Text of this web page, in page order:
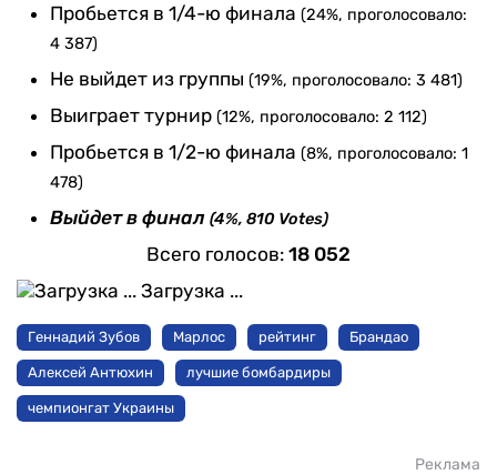
Пробьется в 1/4-ю финала (24%, проголосовало:
4 387)
Не выйдет из группы (19%, проголосовало: 3 481)
Выиграет турнир (12%, проголосовало: 2 112)
Пробьется в 1/2-ю финала (8%, проголосовало: 1
478)
Выйдет в финал (4%, 810 Votes)
Всего голосов: 18 052
Загрузка ...
Геннадий Зубов Марлос рейтинг Брандао
Алексей Антюхин лучшие бомбардиры
чемпионгат Украины
Реклама